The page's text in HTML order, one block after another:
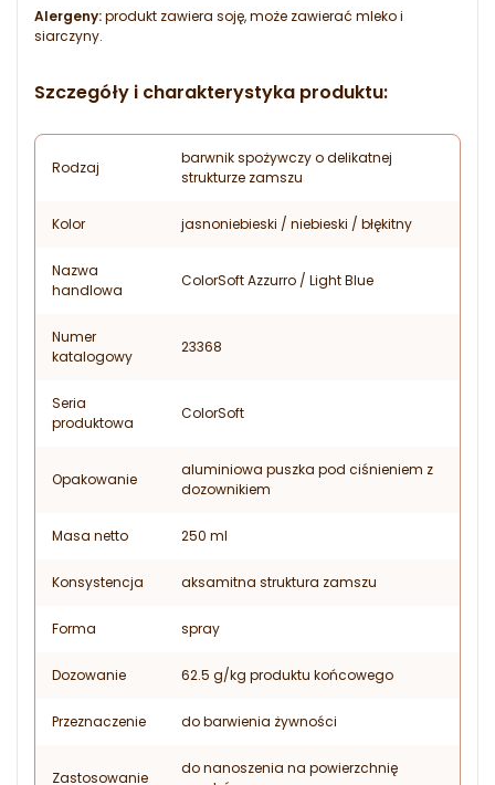
Alergeny:produkt zawiera soję, może zawierać mleko i
siarczyny.
Szczegóły i charakterystyka produktu:
Rodzaj
barwnik spożywczy o delikatnej
strukturze zamszu
Kolor jasnoniebieski / niebieski / błękitny
Nazwa
handlowa
ColorSoft Azzurro / Light Blue
Numer
katalogowy
23368
Seria
produktowa
ColorSoft
Opakowanie
aluminiowa puszka pod ciśnieniem z
dozownikiem
Masa netto 250 ml
Konsystencja aksamitna struktura zamszu
Forma spray
Dozowanie 62.5 g/kg produktu końcowego
Przeznaczenie do barwienia żywności
Zastosowanie
do nanoszenia na powierzchnię